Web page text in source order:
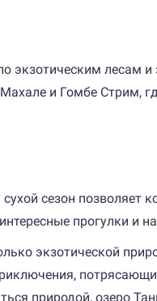
лесам
и Гомбе Стрим,
сезон позволяет
прогулки и
экзотической
природой, озеро